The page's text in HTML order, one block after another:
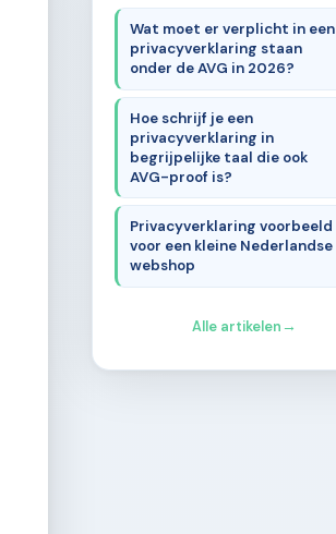
Wat moet er verplicht in een
privacyverklaring staan
onder de AVG in 2026?
Hoe schrijf je een
privacyverklaring in
begrijpelijke taal die ook
AVG-proof is?
Privacyverklaring voorbeeld
voor een kleine Nederlandse
webshop
Alle artikelen